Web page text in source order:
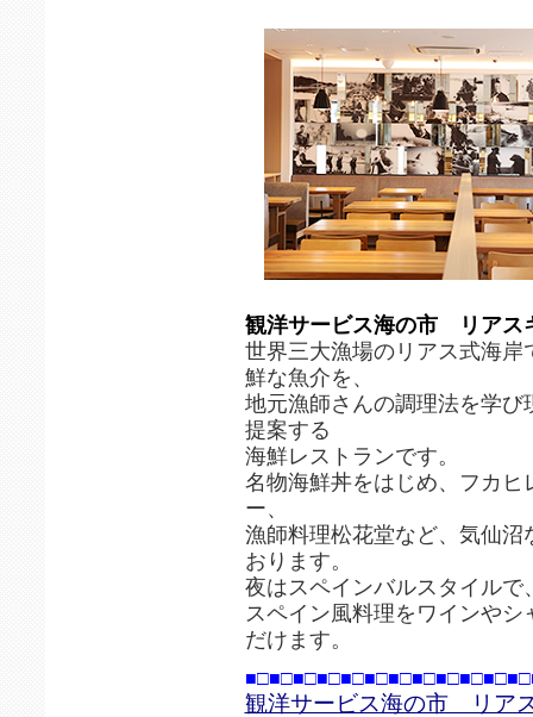
観洋サービス海の市 リアス
世界三大漁場のリアス式海
鮮な魚介を、
地元漁師さんの調理法を学
提案する
海鮮レストランです。
名物海鮮丼をはじめ、フカ
ー、
漁師料理松花堂など、気仙
おります。
夜はスペインバルスタイルで
スペイン風料理をワインや
だけます。
観洋サービス海の市 リア